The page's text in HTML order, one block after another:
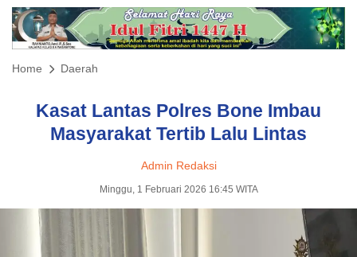
Home Daerah
Kasat Lantas Polres Bone Imbau
Masyarakat Tertib Lalu Lintas
Admin Redaksi
Minggu, 1 Februari 2026 16:45 WITA